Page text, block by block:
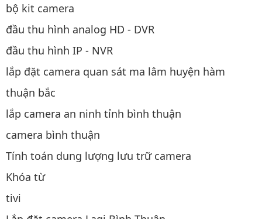
bộ kit camera
đầu thu hình analog HD - DVR
đầu thu hình IP - NVR
lắp đặt camera quan sát ma lâm huyện hàm
thuận bắc
lắp camera an ninh tỉnh bình thuận
camera bình thuận
Tính toán dung lượng lưu trữ camera
Khóa từ
tivi